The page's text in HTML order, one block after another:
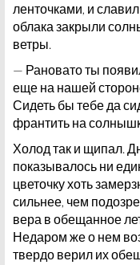
ленточками, и
облака закрыли
ветры.
— Рановато ты
еще на нашей
Сидеть бы тебе да
франтить на
Холод так и щипал.
показывалось ни
цветочку хоть
сильнее, чем
вера в обещанное
Недаром же о нем
твердо верил их